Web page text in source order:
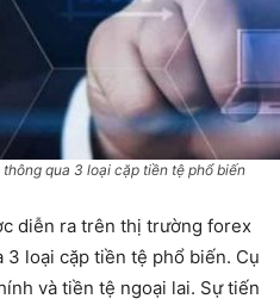
qua 3 loại cặp tiền tệ phổ biến
diễn ra trên thị trường forex
loại cặp tiền tệ phổ biến. Cụ
và tiền tệ ngoại lai. Sự tiến